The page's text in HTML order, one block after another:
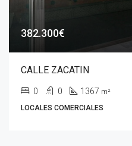
382.300€
CALLE ZACATIN
0 0 1367 m²
LOCALES COMERCIALES